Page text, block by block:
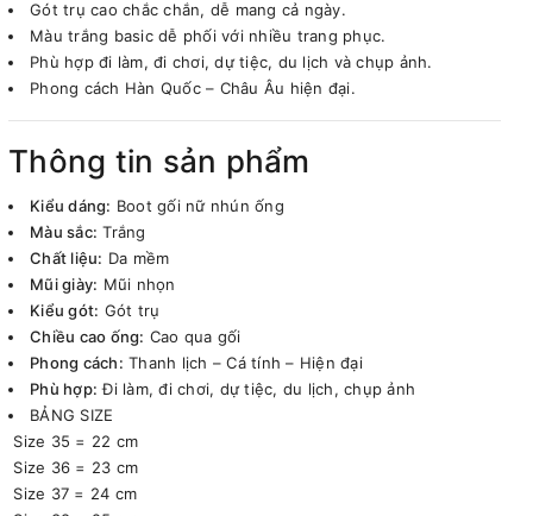
Gót trụ cao chắc chắn, dễ mang cả ngày.
Màu trắng basic dễ phối với nhiều trang phục.
Phù hợp đi làm, đi chơi, dự tiệc, du lịch và chụp ảnh.
Phong cách Hàn Quốc – Châu Âu hiện đại.
Thông tin sản phẩm
Kiểu dáng: Boot gối nữ nhún ống
Màu sắc: Trắng
Chất liệu: Da mềm
Mũi giày: Mũi nhọn
Kiểu gót: Gót trụ
Chiều cao ống: Cao qua gối
Phong cách: Thanh lịch – Cá tính – Hiện đại
Phù hợp: Đi làm, đi chơi, dự tiệc, du lịch, chụp ảnh
BẢNG SIZE
Size 35 = 22 cm
Size 36 = 23 cm
Size 37 = 24 cm